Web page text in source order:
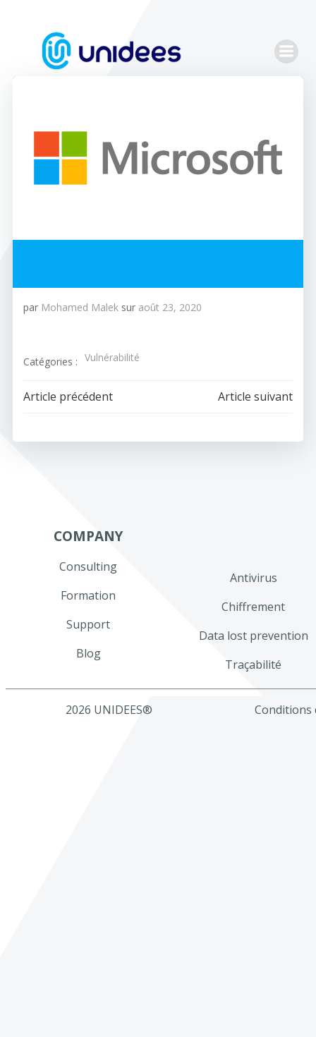
contenu
par Mohamed Malek sur août 23, 2020
Catégories : Vulnérabilité
Navigation
de
Article précédent
Navigation
de
Article suivant
COMPANY
Consulting
Formation
Support
Blog
Antivirus
Chiffrement
Data lost prevention
Traçabilité
2026 UNIDEES® Conditions